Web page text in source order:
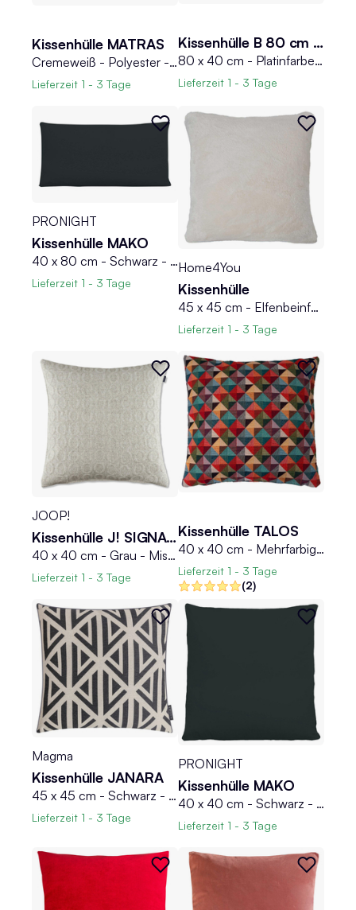
Kissenhülle MATRAS
Cremeweiß - Polyester - 50 x 50 cm - mit Reißverschluss
Lieferzeit 1 - 3 Tage
Kissenhülle B 80 cm MIKO
80 x 40 cm - Platinfarben - Feinjersey - mit Reißverschluss
Lieferzeit 1 - 3 Tage
PRONIGHT
Kissenhülle MAKO
40 x 80 cm - Schwarz - Feinjersey - mit Reißverschluss
Lieferzeit 1 - 3 Tage
Home4You
Kissenhülle
45 x 45 cm - Elfenbeinfarben - Polyester - mit Reißverschluss
Lieferzeit 1 - 3 Tage
JOOP!
Kissenhülle J! SIGNATURE
40 x 40 cm - Grau - Mischgewebe - mit Reißverschluss
Lieferzeit 1 - 3 Tage
Kissenhülle TALOS
40 x 40 cm - Mehrfarbig - mit Reißverschluss - Dreiecksmuster
Lieferzeit 1 - 3 Tage
(2)
Magma
Kissenhülle JANARA
45 x 45 cm - Schwarz - Creme - Dreiecke - mit Reißverschluss
Lieferzeit 1 - 3 Tage
PRONIGHT
Kissenhülle MAKO
40 x 40 cm - Schwarz - Feinjersey - mit Reißverschluss
Lieferzeit 1 - 3 Tage